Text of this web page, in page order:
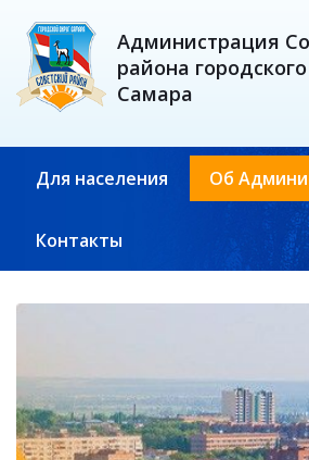
Администрация
района
Самара
Для населения Об
Контакты